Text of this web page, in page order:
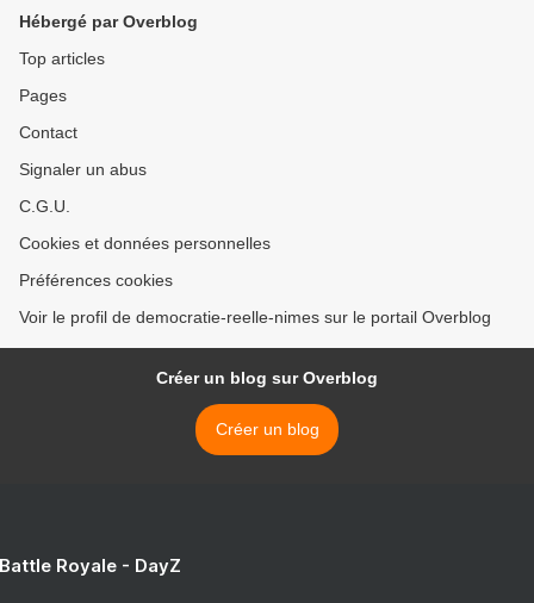
Hébergé par Overblog
Top articles
Pages
Contact
Signaler un abus
C.G.U.
Cookies et données personnelles
Préférences cookies
Voir le profil de democratie-reelle-nimes sur le portail Overblog
Créer un blog sur Overblog
Créer un blog
Royale - DayZ